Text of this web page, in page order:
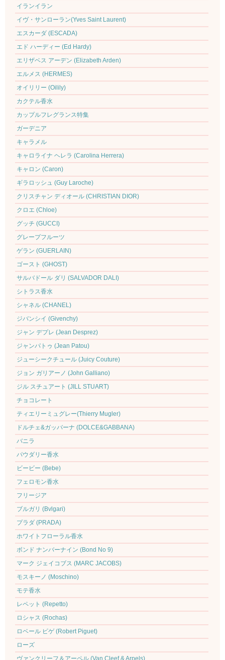
イランイラン
イヴ・サンローラン(Yves Saint Laurent)
エスカーダ (ESCADA)
エド ハーディー (Ed Hardy)
エリザベス アーデン (Elizabeth Arden)
エルメス (HERMES)
オイリリー (Oilily)
カクテル香水
カップルフレグランス特集
ガーデニア
キャラメル
キャロライナ ヘレラ (Carolina Herrera)
キャロン (Caron)
ギラロッシュ (Guy Laroche)
クリスチャン ディオール (CHRISTIAN DIOR)
クロエ (Chloe)
グッチ (GUCCI)
グレープフルーツ
ゲラン (GUERLAIN)
ゴースト (GHOST)
サルバドール ダリ (SALVADOR DALI)
シトラス香水
シャネル (CHANEL)
ジバンシイ (Givenchy)
ジャン デプレ (Jean Desprez)
ジャンパトゥ (Jean Patou)
ジューシークチュール (Juicy Couture)
ジョン ガリアーノ (John Galliano)
ジル スチュアート (JILL STUART)
チョコレート
ティエリーミュグレー(Thierry Mugler)
ドルチェ&ガッバーナ (DOLCE&GABBANA)
バニラ
パウダリー香水
ビービー (Bebe)
フェロモン香水
フリージア
ブルガリ (Bvlgari)
プラダ (PRADA)
ホワイトフローラル香水
ボンド ナンバーナイン (Bond No 9)
マーク ジェイコブス (MARC JACOBS)
モスキーノ (Moschino)
モテ香水
レペット (Repetto)
ロシャス (Rochas)
ロベール ピゲ (Robert Piguet)
ローズ
ヴァンクリーフ＆アーペル (Van Cleef & Arpels)